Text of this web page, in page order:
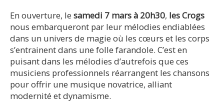
En ouverture, le samedi 7 mars à 20h30, les Crogs
nous embarqueront par leur mélodies endiablées
dans un univers de magie où les cœurs et les corps
s’entrainent dans une folle farandole. C’est en
puisant dans les mélodies d’autrefois que ces
musiciens professionnels réarrangent les chansons
pour offrir une musique novatrice, alliant
modernité et dynamisme.